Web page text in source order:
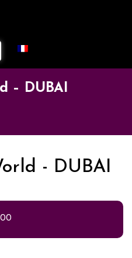
– DUBAI
- DUBAI